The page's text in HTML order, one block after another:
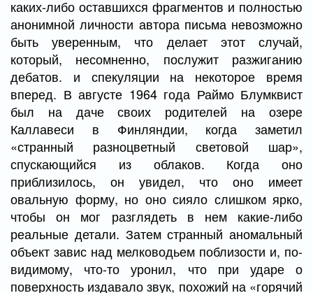
каких-либо оставшихся фрагментов и полностью
анонимной личности автора письма невозможно
быть уверенным, что делает этот случай,
который, несомненно, послужит разжиганию
дебатов. и спекуляции на некоторое время
вперед. В августе 1964 года Раймо Блумквист
был на даче своих родителей на озере
Каллавеси в Финляндии, когда заметил
«странный разноцветный световой шар»,
спускающийся из облаков. Когда оно
приблизилось, он увидел, что оно имеет
овальную форму, но оно сияло слишком ярко,
чтобы он мог разглядеть в нем какие-либо
реальные детали. Затем странный аномальный
объект завис над мелководьем поблизости и, по-
видимому, что-то уронил, что при ударе о
поверхность издавало звук, похожий на «горячий